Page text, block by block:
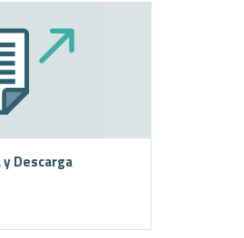
Descarga